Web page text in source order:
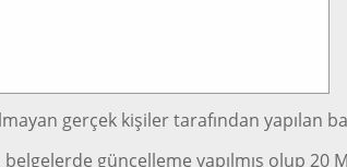
gerçek kişiler tarafından
güncelleme yapılmış olup 20